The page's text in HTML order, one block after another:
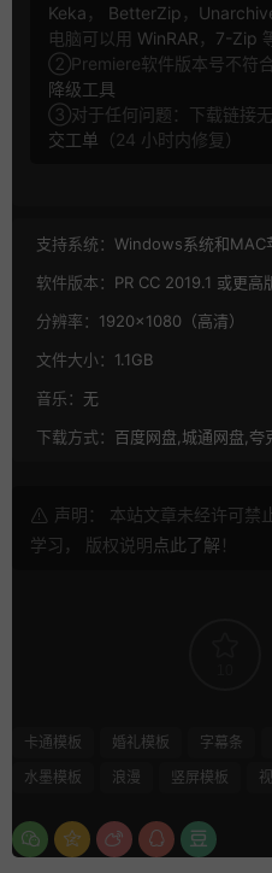
Keka ， BetterZip ，
电脑可以用 WinRAR ， 7-Zip
②Premiere软件版本号不符
降级工具
③对于任何问题：下载链接
交工单 （24 小时内修复）
支持系统： Windows系统和MAC
软件版本： PR CC 2019.1 或更高
分辨率： 1920×1080（高清）
文件大小： 1.1GB
音乐： 无
下载方式： 百度网盘,城通网盘,
声明： 本站文章未经许可禁
学习， 版权说明点此了解 ！
卡通模板 婚礼模板 字幕条
水墨模板
浪漫 竖屏模板